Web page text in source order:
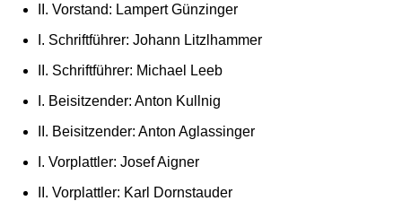
II. Vorstand: Lampert Günzinger
I. Schriftführer: Johann Litzlhammer
II. Schriftführer: Michael Leeb
I. Beisitzender: Anton Kullnig
II. Beisitzender: Anton Aglassinger
I. Vorplattler: Josef Aigner
II. Vorplattler: Karl Dornstauder